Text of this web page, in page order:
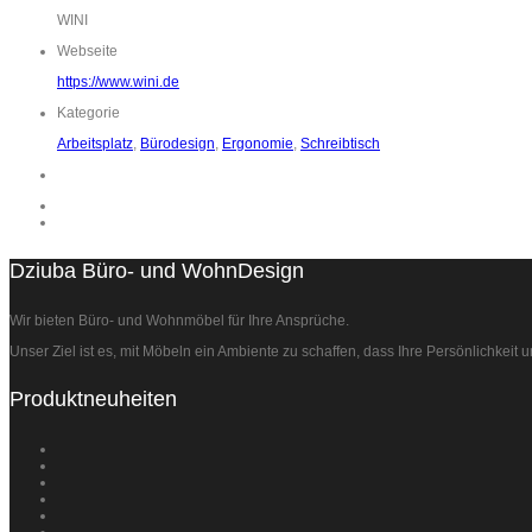
WINI
Webseite
https://www.wini.de
Kategorie
Arbeitsplatz Bürodesign Ergonomie Schreibtisch
Dziuba Büro- und WohnDesign
Wir bieten Büro- und Wohnmöbel für Ihre Ansprüche.
Unser Ziel ist es, mit Möbeln ein Ambiente zu schaffen, dass Ihre Persönlichkeit
Produktneuheiten